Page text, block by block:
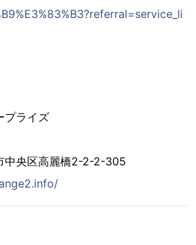
プライズ
中央区高麗橋2-2-2-305